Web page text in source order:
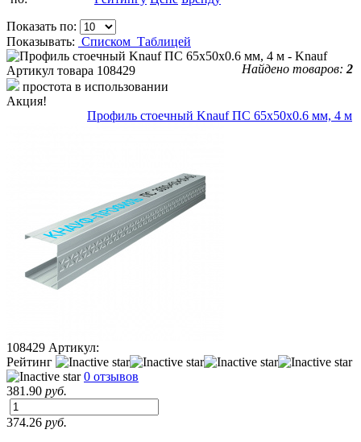
Показать по:
Показывать: Списком Таблицей
Найдено товаров: 2
Артикул товара 108429
простота в использовании
Акция!
Профиль стоечный Knauf ПС 65х50х0.6 мм, 4 м
108429 Артикул:
Рейтинг
0 отзывов
381.90 руб.
374.26 руб.